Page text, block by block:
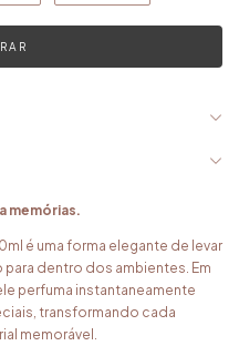
memórias.
é uma forma elegante de levar
dentro dos ambientes. Em
perfuma instantaneamente
transformando cada
memorável.